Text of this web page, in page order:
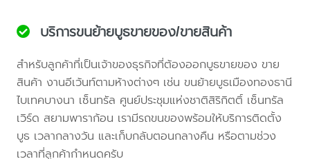
บริการขนย้ายบูธขายของ/ขายสินค้า
สำหรับลูกค้าที่เป็นเจ้าของธุรกิจที่ต้องออกบูธขายของ ขาย
สินค้า งานอีเว้นท์ตามห้างต่างๆ เช่น ขนย้ายบูธเมืองทองธานี
ไบเทคบางนา เซ็นทรัล ศูนย์ประชุมแห่งชาติสิริกิตติ์ เซ็นทรัล
เวิร์ด สยามพาราก้อน เรามีรถขนของพร้อมให้บริการติดตั้ง
บูธ เวลากลางวัน และเก็บกลับตอนกลางคืน หรือตามช่วง
เวลาที่ลูกค้ากำหนดครับ